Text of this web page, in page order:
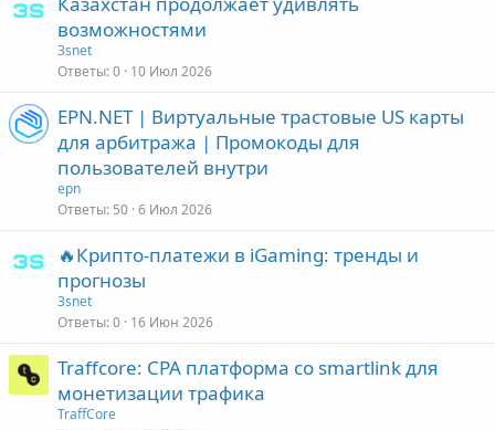
возможностями
3snet
Ответы 0 10 Июл 2026
EPN.NET | Виртуальные трастовые US карты
для арбитража | Промокоды для
пользователей внутри
epn
Ответы 50 6 Июл 2026
🔥Крипто-платежи в iGaming: тренды и
прогнозы
3snet
Ответы 0 16 Июн 2026
Traffcore: CPA платформа со smartlink для
монетизации трафика
TraffCore